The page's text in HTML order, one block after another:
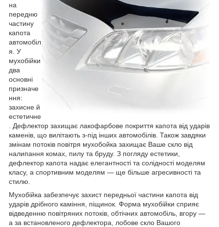
на
передню
частину
капота
автомобіл
я. У
мухобійки
два
основні
призначе
ння:
захисне й
естетичне
. Дефлектор захищає лакофарбове покриття капота від ударів
каменів, що вилітають з-під інших автомобілів. Також завдяки
змінам потоків повітря мухобойка захищає Ваше скло від
налипання комах, пилу та бруду. З погляду естетики,
дефлектор капота надає елегантності та солідності моделям
класу, а спортивним моделям — ще більше агресивності та
стилю.
Мухобійка забезпечує захист передньої частини капота від
ударів дрібного каміння, піщинок. Форма мухобійки сприяє
відведенню повітряних потоків, обтічних автомобіль, вгору —
а за встановленого дефлектора, лобове скло Вашого